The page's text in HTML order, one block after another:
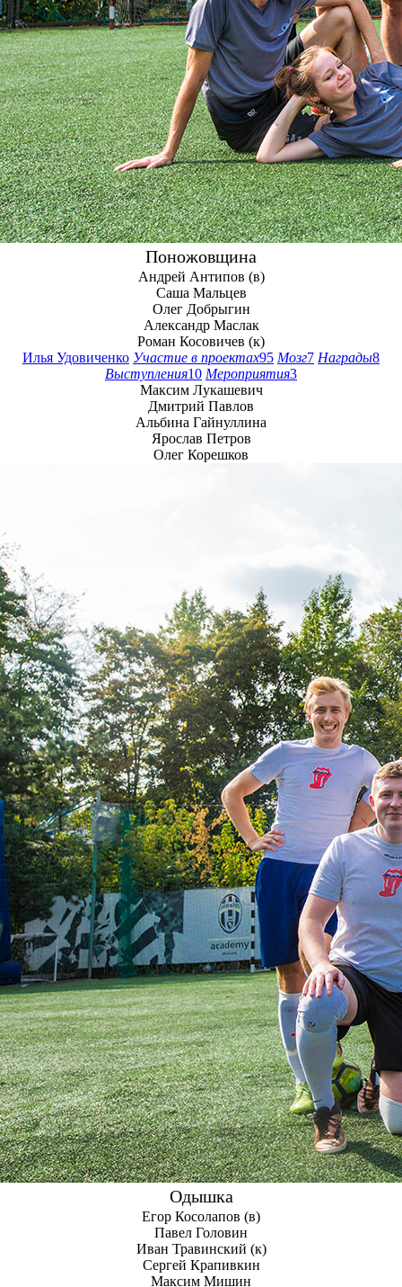
Поножовщина
Андрей Антипов (в)
Саша Мальцев
Олег Добрыгин
Александр Маслак
Роман Косовичев
Илья Удовиченко Участие в проектах95 Мозг7 Награды8
Выступления10 Мероприятия3
Максим Лукашевич
Дмитрий Павлов
Альбина Гайнуллина
Ярослав Петров
Олег Корешков
Одышка
Егор Косолапов
Павел Головин
Иван Травинский
Сергей Крапивкин
Максим Мишин